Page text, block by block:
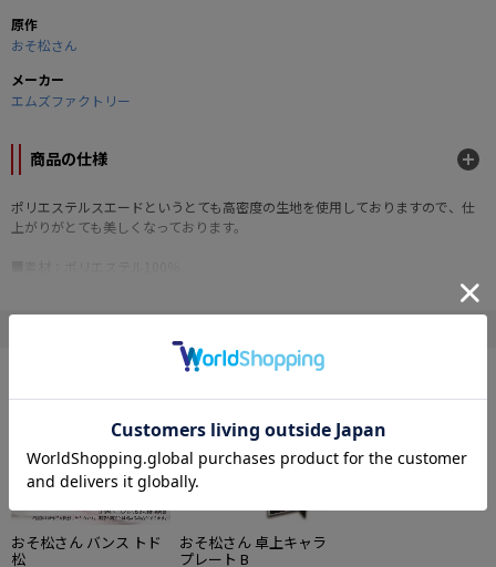
原作
おそ松さん
メーカー
エムズファクトリー
商品の仕様
ポリエステルスエードというとても高密度の生地を使用しておりますので、仕
上がりがとても美しくなっております。
©赤塚不二夫／おそ松さん製作委員会
おそ松さん バンス トド
松
おそ松さん 卓上キャラ
プレート B